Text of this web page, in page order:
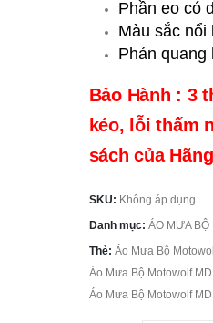
Phần eo có
Màu sắc
Phản quang
Bảo Hành : 3
kéo, lỗi thấm
sách của
SKU: Không áp dụng
Danh mục: ÁO MƯA BỘ
Thẻ: Áo Mưa Bộ
Áo Mưa Bộ Motowolf
Áo Mưa Bộ Motowolf